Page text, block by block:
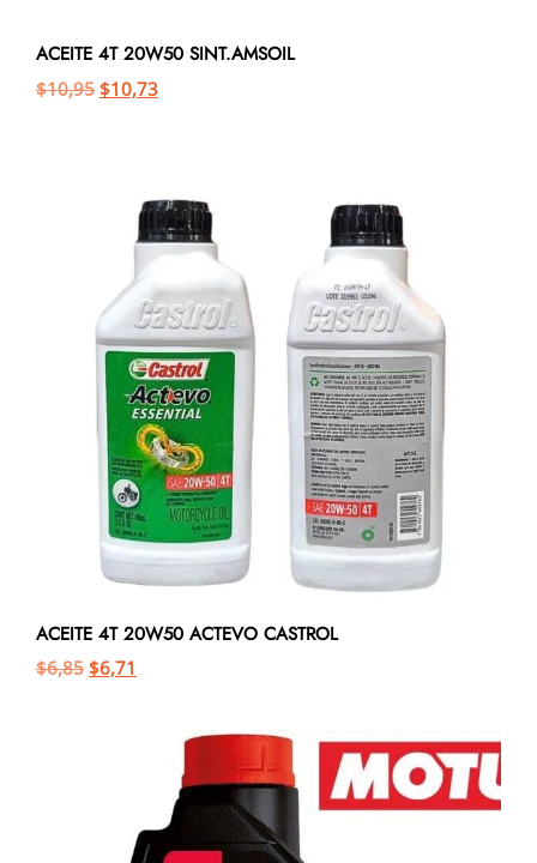
ACEITE 4T 20W50 SINT.AMSOIL
$10,95 $10,73
ACEITE 4T 20W50 ACTEVO CASTROL
$6,85 $6,71